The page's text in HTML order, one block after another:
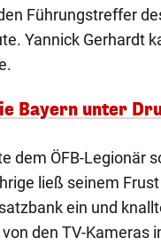
Führungstreffer
Yannick Gerhardt
Bayern unter
dem ÖFB-Legionär
ließ seinem
ein und
den TV-Kameras